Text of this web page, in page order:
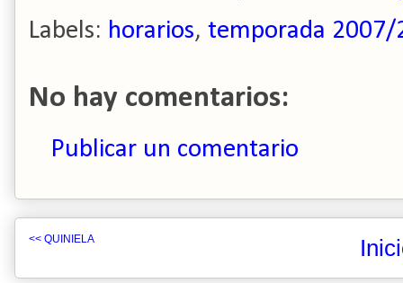
Labels: horarios, temporada 2007/
No hay comentarios:
Publicar un comentario
<< QUINIELA